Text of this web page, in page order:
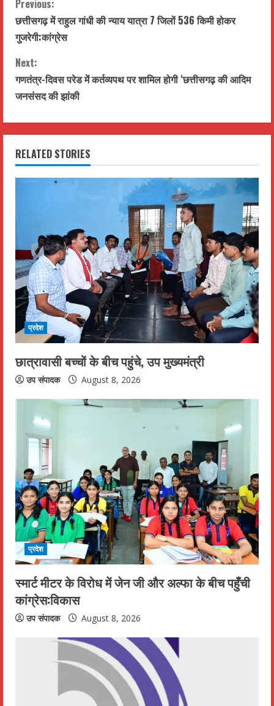
C
o
n
t
n
u
a
d
i
n
g
Previous:
छत्तीसगढ़ में राहुल गांधी की न्याय यात्रा 7 जिलों 536 किमी होकर
गुजरेगी:कांग्रेस
Next:
गणतंत्र-दिवस परेड में कर्तव्यपथ पर शामिल होगी ‘छत्तीसगढ़ की आदिम
जनसंसद की झांकी
RELATED STORIES
प्रदेश
छात्रावासी बच्चों के बीच पहुंचे, उप मुख्यमंत्री
उप संपादक August 8, 2026
प्रदेश
स्मार्ट मीटर के विरोध में जेन जी और अल्फा के बीच पहुँची
कांग्रेस:विकास
उप संपादक August 8, 2026